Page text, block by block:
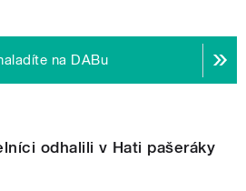
na DABu
odhalili v Hati pašeráky